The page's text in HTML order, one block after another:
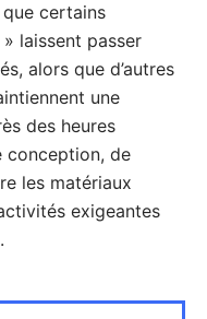
certains
laissent passer
alors que d’autres
une
des heures
conception, de
les matériaux
exigeantes